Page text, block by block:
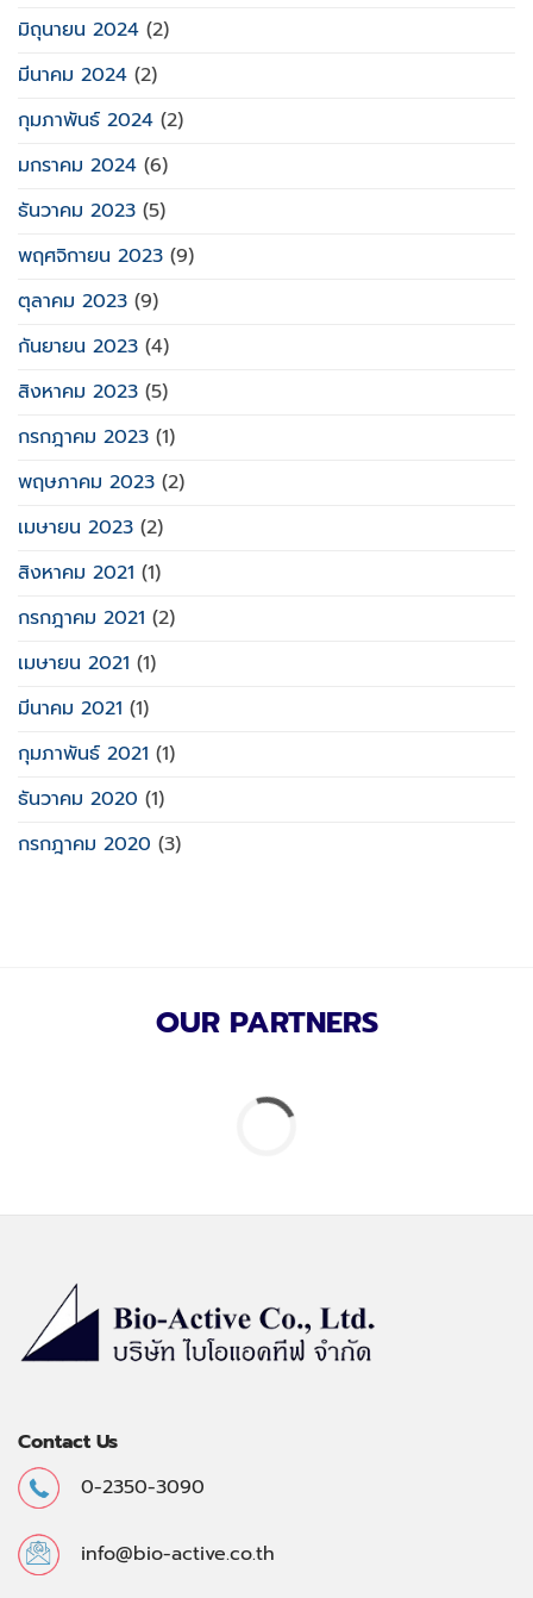
มิถุนายน 2024 (2)
มีนาคม 2024 (2)
กุมภาพันธ์ 2024 (2)
มกราคม 2024 (6)
ธันวาคม 2023 (5)
พฤศจิกายน 2023 (9)
ตุลาคม 2023 (9)
กันยายน 2023 (4)
สิงหาคม 2023 (5)
กรกฎาคม 2023 (1)
พฤษภาคม 2023 (2)
เมษายน 2023 (2)
สิงหาคม 2021 (1)
กรกฎาคม 2021 (2)
เมษายน 2021 (1)
มีนาคม 2021 (1)
กุมภาพันธ์ 2021 (1)
ธันวาคม 2020 (1)
กรกฎาคม 2020 (3)
OUR PARTNERS
Contact Us
0-2350-3090
info@bio-active.co.th